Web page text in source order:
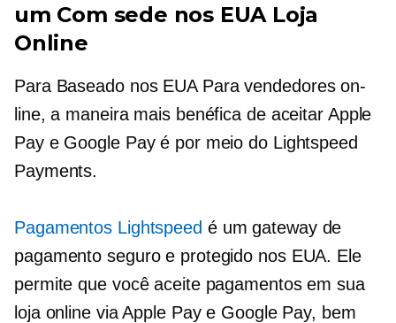
um Com sede nos EUALoja
Online
Para Baseado nos EUAPara vendedores on-
line, a maneira mais benéfica de aceitar Apple
Pay e Google Pay é por meio do Lightspeed
Payments.
Pagamentos Lightspeed é um gateway de
pagamento seguro e protegido nos EUA. Ele
permite que você aceite pagamentos em sua
loja online via Apple Pay e Google Pay, bem